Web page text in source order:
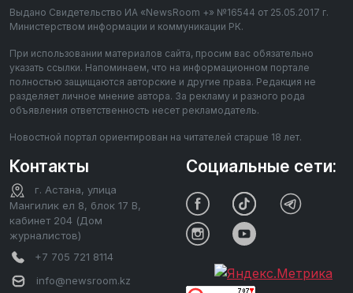
Выдано Свидетельство ИА «NewsRoom +» №16544 от 25.05.2017 г.
Министерством информации и коммуникации РК.
При использовании материалов сайта, просим вас обязательно
указать ссылки. Напоминаем, что на информационном портале
полностью защищаются авторские и другие права. Редакция не
разделяет личное мнение автора. За рекламу и разного рода
объявления ответственность несет рекламодатель.
Новостной портал ориентирован на читателей старше 18 лет.
Контакты
г. Астана, улица
Мангилик ел 8, блок 17 В,
кабинет 204 (Дом
журналистов)
+7 705 721 8114
info@newsroom.kz
Социальные сети: